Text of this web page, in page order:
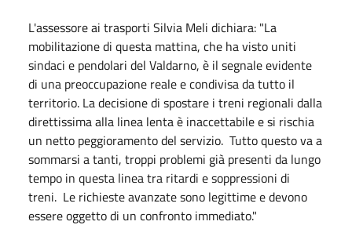
L'assessore ai trasporti Silvia Meli dichiara: "La
mobilitazione di questa mattina, che ha visto uniti
sindaci e pendolari del Valdarno, è il segnale evidente
di una preoccupazione reale e condivisa da tutto il
territorio. La decisione di spostare i treni regionali dalla
direttissima alla linea lenta è inaccettabile e si rischia
un netto peggioramento del servizio. Tutto questo va a
sommarsi a tanti, troppi problemi già presenti da lungo
tempo in questa linea tra ritardi e soppressioni di
treni. Le richieste avanzate sono legittime e devono
essere oggetto di un confronto immediato."